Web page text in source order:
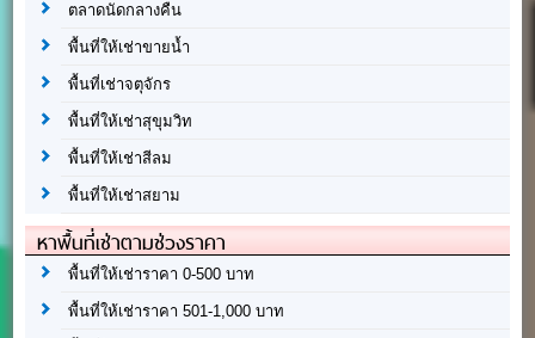
ตลาดนัดกลางคืน
พื้นที่ให้เช่าขายน้ำ
พื้นที่เช่าจตุจักร
พื้นที่ให้เช่าสุขุมวิท
พื้นที่ให้เช่าสีลม
พื้นที่ให้เช่าสยาม
หาพื้นที่เช่าตามช่วงราคา
พื้นที่ให้เช่าราคา 0-500 บาท
พื้นที่ให้เช่าราคา 501-1,000 บาท